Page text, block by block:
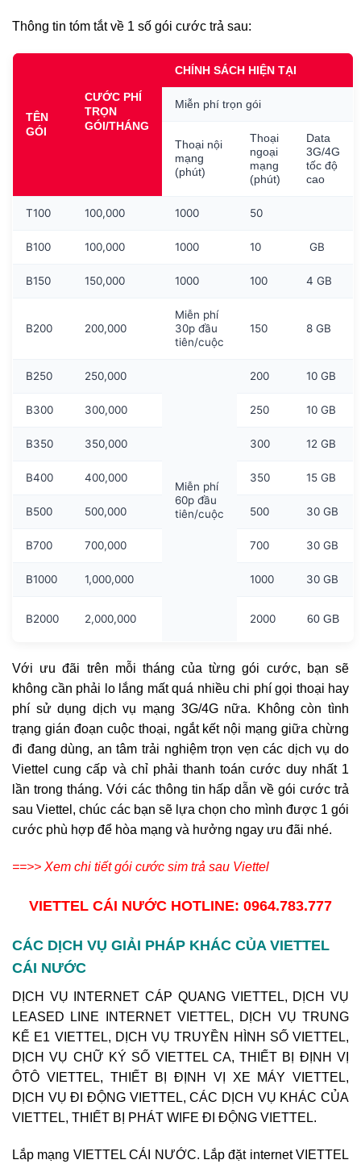
Thông tin tóm tắt về 1 số gói cước trả sau:
TÊN
GÓI
CƯỚC PHÍ
TRỌN
GÓI/THÁNG
CHÍNH SÁCH HIỆN TẠI
Miễn phí trọn gói
Thoại nội
mạng
(phút)
Thoại
ngoại
mạng
(phút)
Data
3G/4G
tốc độ
cao
T100 100,000 1000 50
B100 100,000 1000 10 GB
B150 150,000 1000 100 4 GB
B200 200,000
Miễn phí
30p đầu
tiên/cuộc
150 8 GB
B250 250,000
Miễn phí
60p đầu
tiên/cuộc
200 10 GB
B300 300,000 250 10 GB
B350 350,000 300 12 GB
B400 400,000 350 15 GB
B500 500,000 500 30 GB
B700 700,000 700 30 GB
B1000 1,000,000 1000 30 GB
B2000 2,000,000 2000 60 GB
Với ưu đãi trên mỗi tháng của từng gói cước, bạn sẽ
không cần phải lo lắng mất quá nhiều chi phí gọi thoại hay
phí sử dụng dịch vụ mạng 3G/4G nữa. Không còn tình
trạng gián đoạn cuộc thoại, ngắt kết nội mạng giữa chừng
đi đang dùng, an tâm trải nghiệm trọn vẹn các dịch vụ do
Viettel cung cấp và chỉ phải thanh toán cước duy nhất 1
lần trong tháng. Với các thông tin hấp dẫn về gói cước trả
sau Viettel, chúc các bạn sẽ lựa chọn cho mình được 1 gói
cước phù hợp để hòa mạng và hưởng ngay ưu đãi nhé.
==>> Xem chi tiết gói cước sim trả sau Viettel
VIETTEL CÁI NƯỚC HOTLINE: 0964.783.777
CÁC DỊCH VỤ GIẢI PHÁP KHÁC CỦA VIETTEL
CÁI NƯỚC
DỊCH VỤ INTERNET CÁP QUANG VIETTEL, DỊCH VỤ
LEASED LINE INTERNET VIETTEL, DỊCH VỤ TRUNG
KẾ E1 VIETTEL, DỊCH VỤ TRUYỀN HÌNH SỐ VIETTEL,
DỊCH VỤ CHỮ KÝ SỐ VIETTEL CA, THIẾT BỊ ĐỊNH VỊ
ÔTÔ VIETTEL, THIẾT BỊ ĐỊNH VỊ XE MÁY VIETTEL,
DỊCH VỤ ĐI ĐỘNG VIETTEL, CÁC DỊCH VỤ KHÁC CỦA
VIETTEL, THIẾT BỊ PHÁT WIFE ĐI ĐỘNG VIETTEL.
Lắp mạng VIETTEL CÁI NƯỚC. Lắp đặt internet VIETTEL